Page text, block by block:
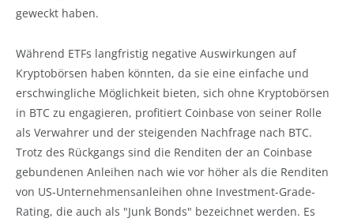
geweckt haben.
Während ETFs langfristig negative Auswirkungen auf
Kryptobörsen haben könnten, da sie eine einfache und
erschwingliche Möglichkeit bieten, sich ohne Kryptobörsen
in BTC zu engagieren, profitiert Coinbase von seiner Rolle
als Verwahrer und der steigenden Nachfrage nach BTC.
Trotz des Rückgangs sind die Renditen der an Coinbase
gebundenen Anleihen nach wie vor höher als die Renditen
von US-Unternehmensanleihen ohne Investment-Grade-
Rating, die auch als "Junk Bonds" bezeichnet werden. Es